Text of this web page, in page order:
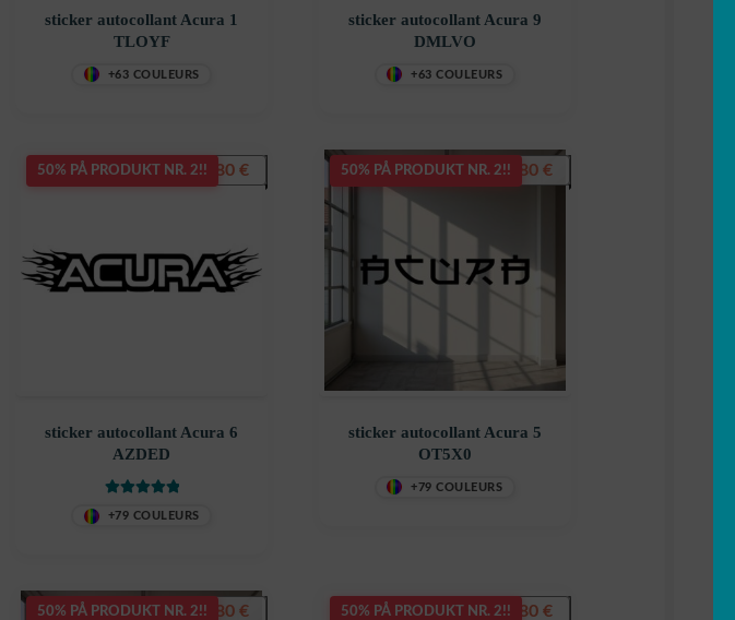
sticker autocollant Acura 1
TLOYF
+63 COULEURS
sticker autocollant Acura 9
DMLVO
+63 COULEURS
50% PÅ PRODUKT NR. 2!!
sticker autocollant Acura 6
AZDED
+79 COULEURS
7,80€ 50% PÅ PRODUKT NR. 2!!
sticker autocollant Acura 5
OT5X0
+79 COULEURS
7,80 €
50% PÅ PRODUKT NR. 2!!7,80€ 50% PÅ PRODUKT NR. 2!!7,80 €